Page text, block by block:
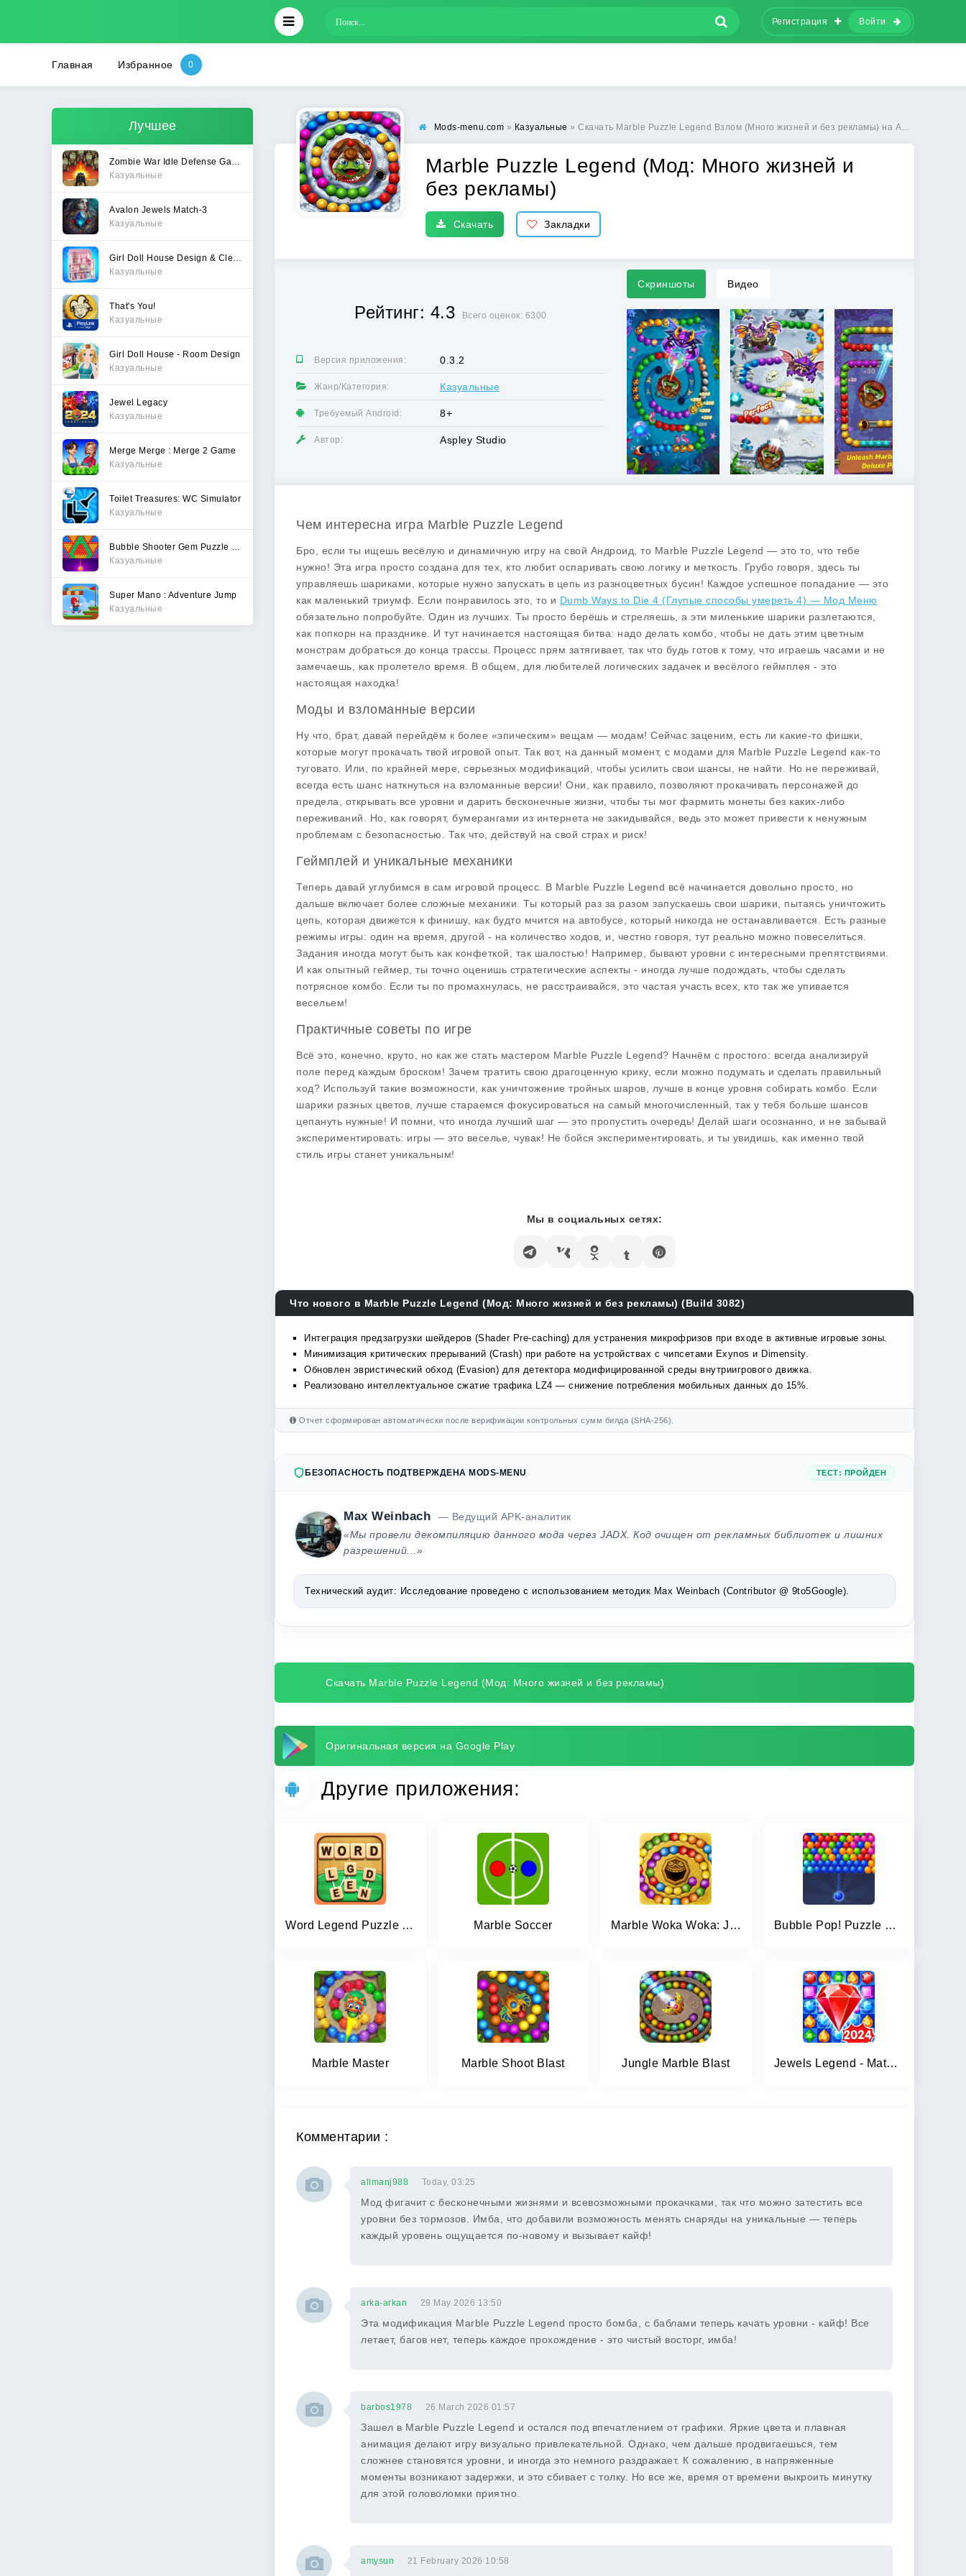
Регистрация Войти
Главная Избранное
Лучшее
Казуальные
Avalon Jewels Match-3
Казуальные
Казуальные
That's You!
Казуальные
Girl Doll House - Room Design
Казуальные
Jewel Legacy
Казуальные
Merge Merge : Merge 2 Game
Казуальные
Toilet Treasures: WC Simulator
Казуальные
Казуальные
Super Mano : Adventure Jump
Казуальные
Mods-menu.com » Казуальные » Скачать Marble Puzzle Legend Взлом (Много жизней и без рекламы) на Андроид
Marble Puzzle Legend (Мод: Много жизней и
без рекламы)
Скачать Закладки
Рейтинг: 4.3 Всего оценок: 6300
Версия приложения: 0.3.2
Жанр/Категория: Казуальные
Требуемый Android: 8+
Автор: Aspley Studio
Скриншоты Видео
Чем интересна игра Marble Puzzle Legend
Бро, если ты ищешь весёлую и динамичную игру на свой Андроид, то Marble Puzzle Legend — это то, что тебе
нужно! Эта игра просто создана для тех, кто любит оспаривать свою логику и меткость. Грубо говоря, здесь ты
управляешь шариками, которые нужно запускать в цепь из разноцветных бусин! Каждое успешное попадание — это
как маленький триумф. Если понравилось это, то и Dumb Ways to Die 4 (Глупые способы умереть 4) — Мод Меню
обязательно попробуйте. Один из лучших. Ты просто берёшь и стреляешь, а эти миленькие шарики разлетаются,
как попкорн на празднике. И тут начинается настоящая битва: надо делать комбо, чтобы не дать этим цветным
монстрам добраться до конца трассы. Процесс прям затягивает, так что будь готов к тому, что играешь часами и не
замечаешь, как пролетело время. В общем, для любителей логических задачек и весёлого геймплея - это
настоящая находка!
Моды и взломанные версии
Ну что, брат, давай перейдём к более «эпическим» вещам — модам! Сейчас заценим, есть ли какие-то фишки,
которые могут прокачать твой игровой опыт. Так вот, на данный момент, с модами для Marble Puzzle Legend как-то
туговато. Или, по крайней мере, серьезных модификаций, чтобы усилить свои шансы, не найти. Но не переживай,
всегда есть шанс наткнуться на взломанные версии! Они, как правило, позволяют прокачивать персонажей до
предела, открывать все уровни и дарить бесконечные жизни, чтобы ты мог фармить монеты без каких-либо
переживаний. Но, как говорят, бумерангами из интернета не закидывайся, ведь это может привести к ненужным
проблемам с безопасностью. Так что, действуй на свой страх и риск!
Геймплей и уникальные механики
Теперь давай углубимся в сам игровой процесс. В Marble Puzzle Legend всё начинается довольно просто, но
дальше включает более сложные механики. Ты который раз за разом запускаешь свои шарики, пытаясь уничтожить
цепь, которая движется к финишу, как будто мчится на автобусе, который никогда не останавливается. Есть разные
режимы игры: один на время, другой - на количество ходов, и, честно говоря, тут реально можно повеселиться.
Задания иногда могут быть как конфеткой, так шалостью! Например, бывают уровни с интересными препятствиями.
И как опытный геймер, ты точно оценишь стратегические аспекты - иногда лучше подождать, чтобы сделать
потрясное комбо. Если ты по промахнулась, не расстраивайся, это частая участь всех, кто так же упивается
весельем!
Практичные советы по игре
Всё это, конечно, круто, но как же стать мастером Marble Puzzle Legend? Начнём с простого: всегда анализируй
поле перед каждым броском! Зачем тратить свою драгоценную крику, если можно подумать и сделать правильный
ход? Используй такие возможности, как уничтожение тройных шаров, лучше в конце уровня собирать комбо. Если
шарики разных цветов, лучше стараемся фокусироваться на самый многочисленный, так у тебя больше шансов
цепануть нужные! И помни, что иногда лучший шаг — это пропустить очередь! Делай шаги осознанно, и не забывай
экспериментировать: игры — это веселье, чувак! Не бойся экспериментировать, и ты увидишь, как именно твой
стиль игры станет уникальным!
Мы в социальных сетях:
Что нового в Marble Puzzle Legend (Мод: Много жизней и без рекламы) (Build 3082)
Интеграция предзагрузки шейдеров (Shader Pre-caching) для устранения микрофризов при входе в активные игровые зоны.
Минимизация критических прерываний (Crash) при работе на устройствах с чипсетами Exynos и Dimensity.
Обновлен эвристический обход (Evasion) для детектора модифицированной среды внутриигрового движка.
Реализовано интеллектуальное сжатие трафика LZ4 — снижение потребления мобильных данных до 15%.
Отчет сформирован автоматически после верификации контрольных сумм билда (SHA-256).
БЕЗОПАСНОСТЬ ПОДТВЕРЖДЕНА MODS-MENU ТЕСТ: ПРОЙДЕН
Max Weinbach
— Ведущий APK-аналитик
«Мы провели декомпиляцию данного мода через JADX. Код очищен от рекламных библиотек и лишних
разрешений...»
Технический аудит: Исследование проведено с использованием методик Max Weinbach (Contributor @ 9to5Google).
Скачать Marble Puzzle Legend (Мод: Много жизней и без рекламы)
Оригинальная версия на Google Play
Другие приложения:
Word Legend Puzzle Addictive Marble Soccer Marble Woka Woka: Jungle Blast Bubble Pop! Puzzle Game Legend
Marble Master Marble Shoot Blast Jungle Marble Blast Jewels Legend - Match 3 Puzzle
Комментарии :
allmanj988 Today, 03:25
Мод фигачит с бесконечными жизнями и всевозможными прокачками, так что можно затестить все
уровни без тормозов. Имба, что добавили возможность менять снаряды на уникальные — теперь
каждый уровень ощущается по-новому и вызывает кайф!
arka-arkan 29 May 2026 13:50
Эта модификация Marble Puzzle Legend просто бомба, с баблами теперь качать уровни - кайф! Все
летает, багов нет, теперь каждое прохождение - это чистый восторг, имба!
barbos1978 26 March 2026 01:57
Зашел в Marble Puzzle Legend и остался под впечатлением от графики. Яркие цвета и плавная
анимация делают игру визуально привлекательной. Однако, чем дальше продвигаешься, тем
сложнее становятся уровни, и иногда это немного раздражает. К сожалению, в напряженные
моменты возникают задержки, и это сбивает с толку. Но все же, время от времени выкроить минутку
для этой головоломки приятно.
amysun 21 February 2026 10:58